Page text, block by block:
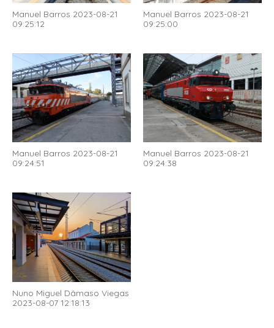
Manuel Barros 2023-08-21
09:25:12
Manuel Barros 2023-08-21
09:25:00
Manuel Barros 2023-08-21
09:24:51
Manuel Barros 2023-08-21
09:24:38
Nuno Miguel Dâmaso Viegas
2023-08-07 12:18:13